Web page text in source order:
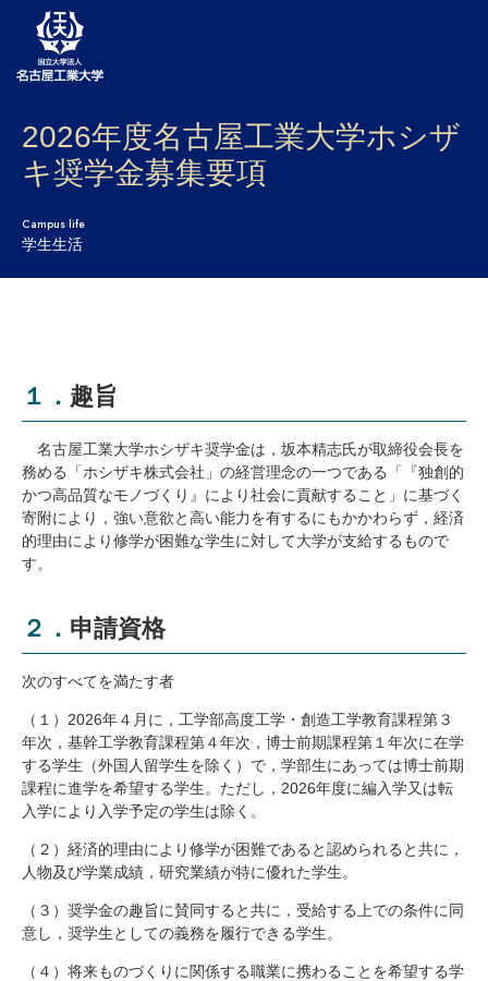
大学案内
学部・大学院・センター
入試
学生生活
国際交流
研究・教員Navi
2026年度名古屋工業大学ホシザ
キ奨学金募集要項
Campus life
学生生活
１．趣旨
名古屋工業大学ホシザキ奨学金は，坂本精志氏が取締役会長を
務める「ホシザキ株式会社」の経営理念の一つである「『独創的
かつ高品質なモノづくり』により社会に貢献すること」に基づく
寄附により，強い意欲と高い能力を有するにもかかわらず，経済
的理由により修学が困難な学生に対して大学が支給するもので
す。
２．申請資格
次のすべてを満たす者
（１） 2026年４月に，工学部高度工学・創造工学教育課程第３
年次，基幹工学教育課程第４年次，博士前期課程第１年次に在学
する学生（外国人留学生を除く）で，学部生にあっては博士前期
課程に進学を希望する学生。ただし， 2026年度に編入学又は転
入学により入学予定の学生は除く。
（２）経済的理由により修学が困難であると認められると共に，
人物及び学業成績，研究業績が特に優れた学生。
（３）奨学金の趣旨に賛同すると共に，受給する上での条件に同
意し，奨学生としての義務を履行できる学生。
（４）将来ものづくりに関係する職業に携わることを希望する学